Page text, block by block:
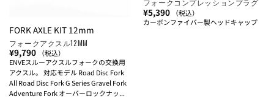
FORK AXLE KIT 12mm
フォークアクスル12MM
¥9,790
（税込）
ENVEスルーアクスルフォークの交換用
アクスル。 対応モデル Road Disc Fork
All Road Disc Fork G Series Gravel Fork
Adventure Fork オーバーロックナッ...
フォークコンプレッションプラグ
¥5,390
（税込）
カーボンファイバー製ヘッドキャップ